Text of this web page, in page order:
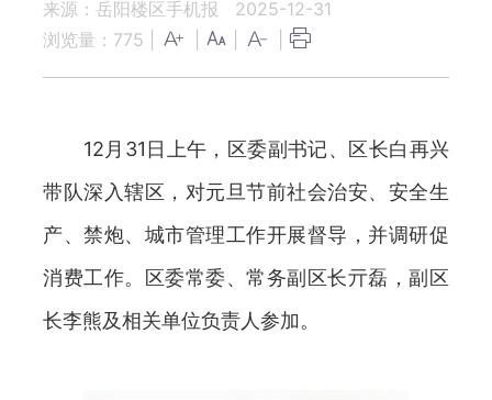
来源：岳阳楼区手机报
2025-12-31
浏览量： 775
12月31日上午，区委副书记、区长白再兴
带队深入辖区，对元旦节前社会治安、安全生
产、禁炮、城市管理工作开展督导，并调研促
消费工作。区委常委、常务副区长亓磊，副区
长李熊及相关单位负责人参加。